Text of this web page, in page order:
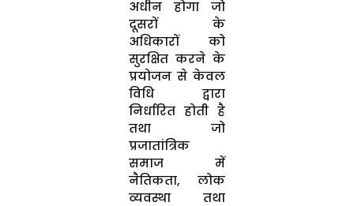
अधीन होगा जो
दूसरों के
अधिकारों को
सुरक्षित करने के
प्रयोजन से केवल
विधि द्वारा
निर्धारित होती है
तथा जो
प्रजातांत्रिक
समाज में
नैतिकता, लोक
व्यवस्था तथा